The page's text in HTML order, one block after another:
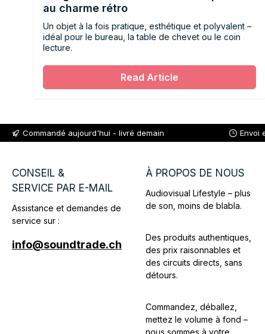
au charme rétro
Un objet à la fois pratique, esthétique et polyvalent –
idéal pour le bureau, la table de chevet ou le coin
lecture.
Read Article
Commandé aujourd'hui - livré demain Envoi
CONSEIL &
SERVICE PAR E-MAIL
Assistance et demandes de
service sur :
info@soundtrade.ch
À PROPOS DE NOUS
Audiovisual Lifestyle – plus
de son, moins de blabla.
Des produits authentiques,
des prix raisonnables et
des circuits directs, sans
détours.
Commandez, déballez,
mettez le volume à fond –